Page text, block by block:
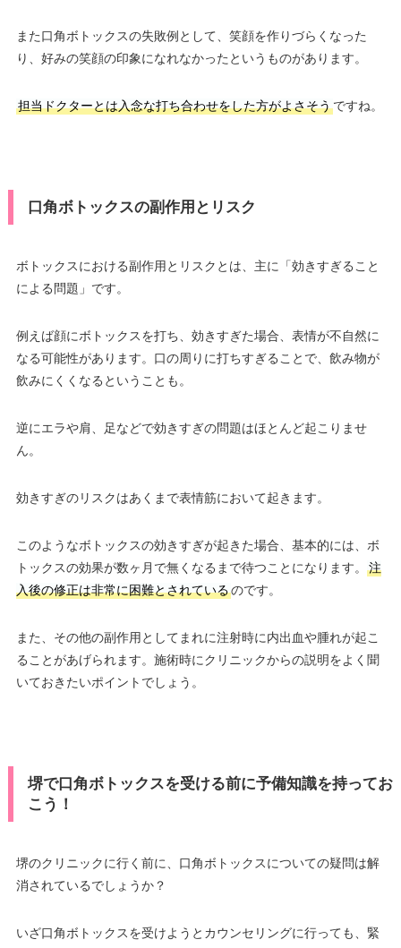
また口角ボトックスの失敗例として、笑顔を作りづらくなった
り、好みの笑顔の印象になれなかったというものがあります。
担当ドクターとは入念な打ち合わせをした方がよさそうですね。
口角ボトックスの副作用とリスク
ボトックスにおける副作用とリスクとは、主に「効きすぎること
による問題」です。
例えば顔にボトックスを打ち、効きすぎた場合、表情が不自然に
なる可能性があります。口の周りに打ちすぎることで、飲み物が
飲みにくくなるということも。
逆にエラや肩、足などで効きすぎの問題はほとんど起こりませ
ん。
効きすぎのリスクはあくまで表情筋において起きます。
このようなボトックスの効きすぎが起きた場合、基本的には、ボ
トックスの効果が数ヶ月で無くなるまで待つことになります。
注
入後の修正は非常に困難とされているのです。
また、その他の副作用としてまれに注射時に内出血や腫れが起こ
ることがあげられます。施術時にクリニックからの説明をよく聞
いておきたいポイントでしょう。
堺で口角ボトックスを受ける前に予備知識を持ってお
こう！
堺のクリニックに行く前に、口角ボトックスについての疑問は解
消されているでしょうか？
いざ口角ボトックスを受けようとカウンセリングに行っても、緊